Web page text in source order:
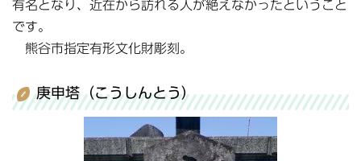
有名となり、近在から訪れる人が絶えなかったということ
です。
熊谷市指定有形文化財彫刻。
庚申塔（こうしんとう）